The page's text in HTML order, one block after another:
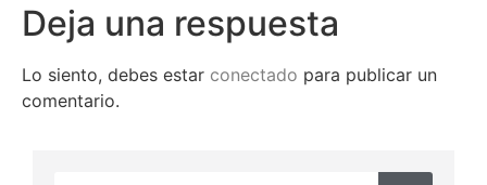
Deja una respuesta
Lo siento, debes estar conectado para publicar un
comentario.